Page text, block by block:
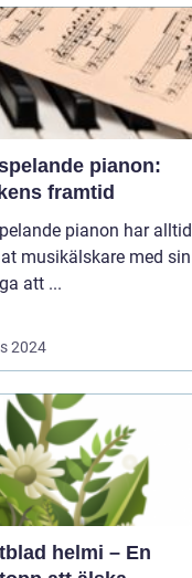
pianon:
framtid
pianon har alltid
musikälskare med sin
att ...
2024
helmi – En